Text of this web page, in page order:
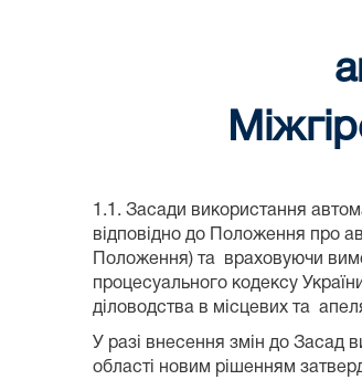
1.1. Засади використання
відповідно до Положення про
Положення) та враховуючи
процесуального кодексу
діловодства в місцевих та
У разі внесення змін до Засад
області новим рішенням